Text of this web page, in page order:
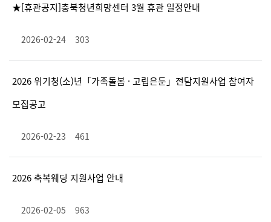
★[휴관공지]충북청년희망센터 3월 휴관 일정안내
2026-02-24 303
2026 위기청(소)년「가족돌봄 · 고립은둔」전담지원사업 참여자
모집공고
2026-02-23 461
2026 축복웨딩 지원사업 안내
2026-02-05 963